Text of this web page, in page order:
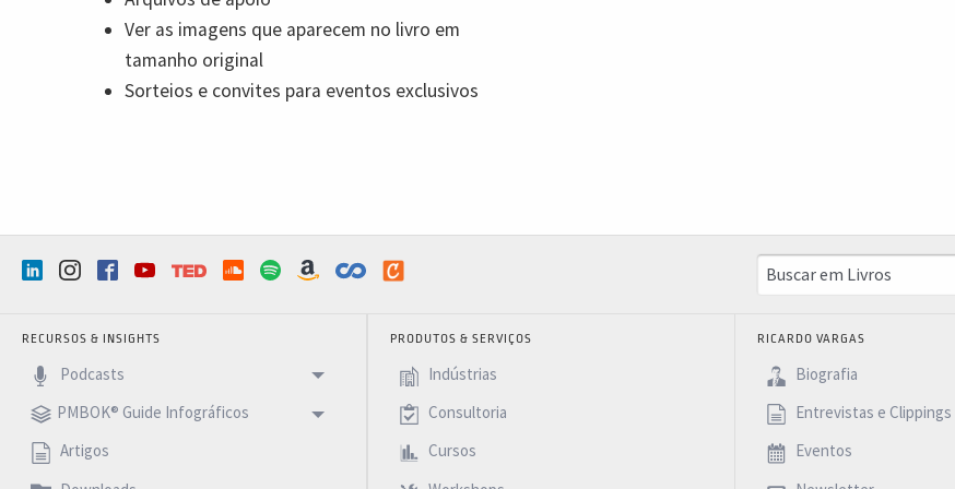
Ver as imagens que aparecem no livro em
tamanho original
Sorteios e convites para eventos exclusivos
RECURSOS & INSIGHTS
Podcasts
PMBOK® Guide Infográficos
Artigos
PRODUTOS & SERVIÇOS
Indústrias
Consultoria
Cursos
RICARDO VARGAS
Biografia
Entrevistas e Clippings
Eventos